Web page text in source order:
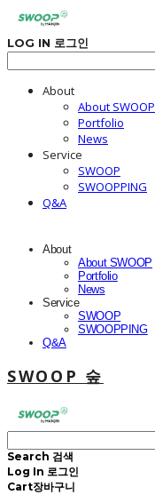
LOG IN 로그인
About
About SWOOP
Portfolio
News
Service
SWOOP
SWOOPPING
Q&A
About
About SWOOP
Portfolio
News
Service
SWOOP
SWOOPPING
Q&A
SWOOP 숲
Search 검색
Log In 로그인
Cart장바구니